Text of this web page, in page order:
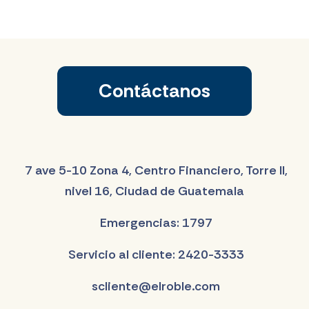
Contáctanos
7 ave 5-10 Zona 4, Centro Financiero, Torre II,
nivel 16, Ciudad de Guatemala
Emergencias: 1797
Servicio al cliente: 2420-3333
scliente@elroble.com